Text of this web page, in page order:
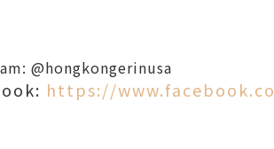
@hongkongerinusa
https://